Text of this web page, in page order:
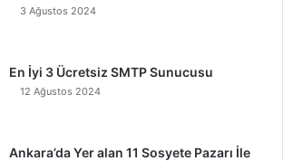
3 Ağustos 2024
En İyi 3 Ücretsiz SMTP Sunucusu
12 Ağustos 2024
Ankara’da Yer alan 11 Sosyete Pazarı İle